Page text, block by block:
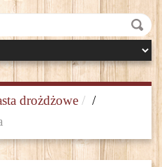
drożdżowe
/